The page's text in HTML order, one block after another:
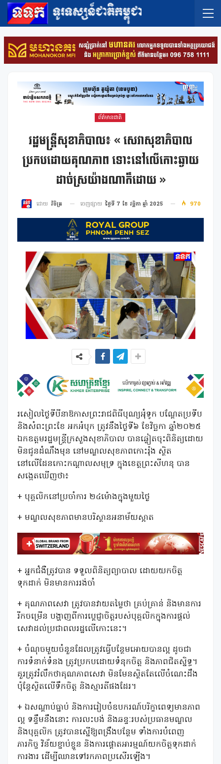
ព័ត៌មានជាតិ
រដ្ឋមន្រ្តីសុខាភិបាល៖ « សេវាសុខាភិបាល
ប្រកបដោយគុណភាព ទោះនៅលេីកោះឆ្ងាយ
ដាច់ស្រយ៉ាងណាក៏ដោយ »
ដោយ វិចិត្រ ចេញផ្សាយ ថ្ងៃទី 7 ខែ វច្ឆិកា ឆ្នាំ 2025 970
រសៀលថ្ងៃទីបីនាឱកាសព្រះរាជពិធីបុណ្យអុំទូក បណ្តែតប្រទីប
និងសំពះព្រះខែ អកអំបុក ត្រូវនឹងថ្ងៃទី៦ ខែវិច្ឆកា ឆ្នាំ២០២៥
ឯកឧត្តមរដ្ឋមន្ត្រីក្រសួងសុខាភិបាល បានឆ្លៀតចុះពិនិត្យដោយ
មិនជូនដំណឹងមុន នៅមណ្ឌលសុខភាពកោះរ៉ុង ស្ថិត
នៅលើដែនកោះកណ្តាលសមុទ្រ ក្នុងខេត្តព្រះសីហនុ បាន
សង្កេតឃើញថា៖
+ បុគ្គលិកនៅប្រចាំការ ២៤ម៉ោងក្នុងមួយថ្ងៃ
+ មណ្ឌលសុខភាពមានបរិស្ថានអនាម័យស្អាត
+ អ្នកជំងឺត្រូវបាន ទទួលពិនិត្យព្យាបាល ដោយយកចិត្ត
ទុកដាក់ មិនមានការរង់ចាំ
+ គុណភាពសេវា ត្រូវបានវាយតម្លៃថា គ្រប់គ្រាន់ និងមានការ
រីកចម្រើន បង្ហាញពីការប្តេជ្ញាចិត្តរបស់បុគ្គលិកក្នុងការផ្តល់
សេវាដល់ប្រជាពលរដ្ឋលើកោះនេះ។
+ ចំណុចមួយចំនួនដែលត្រូវធ្វេីបន្ថែមអោយបានល្អ ដូចជា
ការទំនាក់ទំនង ត្រូវប្រកបដោយទំនុកចិត្ត និងភាពជិតស្និទ្ធ។
គួរត្រូវរំលឹកថាគុណភាពសេវា មិនមែនស្ថិតតែលើចំណេះដឹង
ប៉ុន្តែស្ថិតលើទឹកចិត្ត និងស្មារតីផងដែរ។
+ ឯសណ្ដាប់ធ្នាប់ និងការរៀបចំឧបករណ៍បរិក្ខាពេទ្យមានភាព
ល្អ ទន្ទឹមនឹងនោះ ការលះបង់ និងឆន្ទៈរបស់ប្រធានមណ្ឌល
និងបុគ្គលិក ត្រូវបានស្នើឱ្យពង្រឹងបន្ថែម ទាំងការបំពេញ
ភារកិច្ច វិន័យខ្ជាប់ខ្ជួន និងការផ្តោតអារម្មណ៍យកចិត្តទុកដាក់
ការងារ ដើម្បីឈានទៅរកភាពប្រសេីរឡេីង។